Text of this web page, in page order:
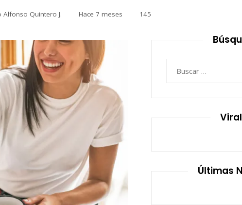
Alfonso Quintero J. Hace 7 meses 145
Últimas